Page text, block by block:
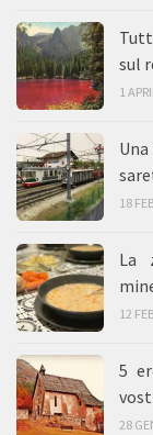
sul
1
18
La
12
5
28